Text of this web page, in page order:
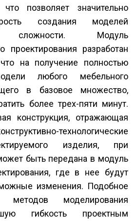
что позволяет значительно
создания моделей
сложности. Модуль
проектирования разработан
на получение полностью
любого мебельного
в базовое множество,
более трех-пяти минут.
конструкция, отражающая
технологические
изделия, при
быть передана в модуль
где в нее будут
изменения. Подобное
методов моделирования
гибкость проектным